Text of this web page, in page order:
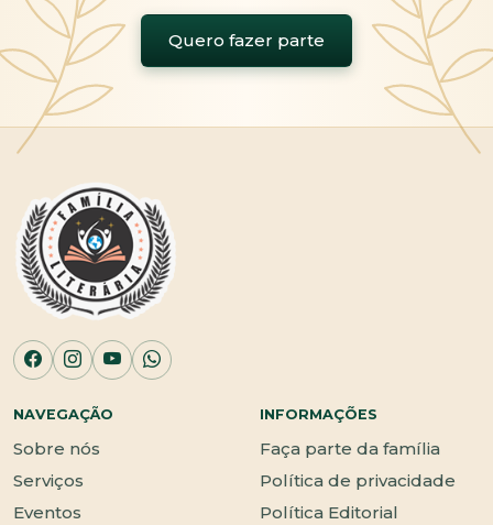
Quero fazer parte
NAVEGAÇÃO
Sobre nós
Serviços
Eventos
INFORMAÇÕES
Faça parte da família
Política de privacidade
Política Editorial